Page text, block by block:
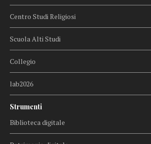
Centro Studi Religiosi
Scuola Alti Studi
Collegio
lab2026
Strumenti
Biblioteca digitale